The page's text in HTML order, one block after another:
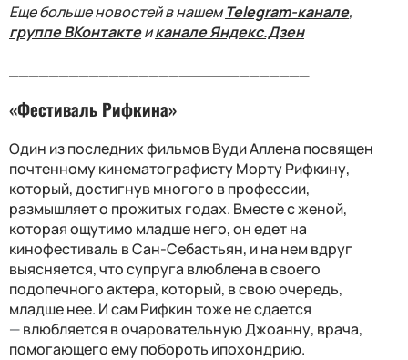
Еще больше новостей в нашемTelegram-канале,
группе ВКонтактеиканале Яндекс.Дзен
«Фестиваль Рифкина»
Один из последних фильмов Вуди Аллена посвящен
почтенному кинематографисту Морту Рифкину,
который, достигнув многого в профессии,
размышляет о прожитых годах. Вместе с женой,
которая ощутимо младше него, он едет на
кинофестиваль в Сан-Себастьян, и на нем вдруг
выясняется, что супруга влюблена в своего
подопечного актера, который, в свою очередь,
младше нее. И сам Рифкин тоже не сдается
—влюбляется в очаровательную Джоанну, врача,
помогающего ему побороть ипохондрию.